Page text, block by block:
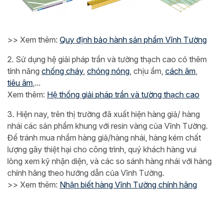
>> Xem thêm: Quy định bảo hành sản phẩm Vĩnh Tường
2. Sử dụng hệ giải pháp trần và tường thạch cao có thêm
tính năng chống cháy, chóng nóng , chịu ẩm, cách âm
tiêu âm ,...
Xem thêm: Hệ thống giải pháp trần và tường thạch cao
3. Hiện nay, trên thị trường đã xuất hiện hàng giả/ hàng
nhái các sản phẩm khung với resin vàng của Vĩnh Tường.
Để tránh mua nhầm hàng giả/hàng nhái, hàng kém chất
lượng gây thiệt hại cho công trình, quý khách hàng vui
lòng xem kỹ nhận diện, và các so sánh hàng nhái với hàng
chính hãng theo hướng dẫn của Vĩnh Tường.
>> Xem thêm: Nhận biết hàng Vĩnh Tường chính hãng